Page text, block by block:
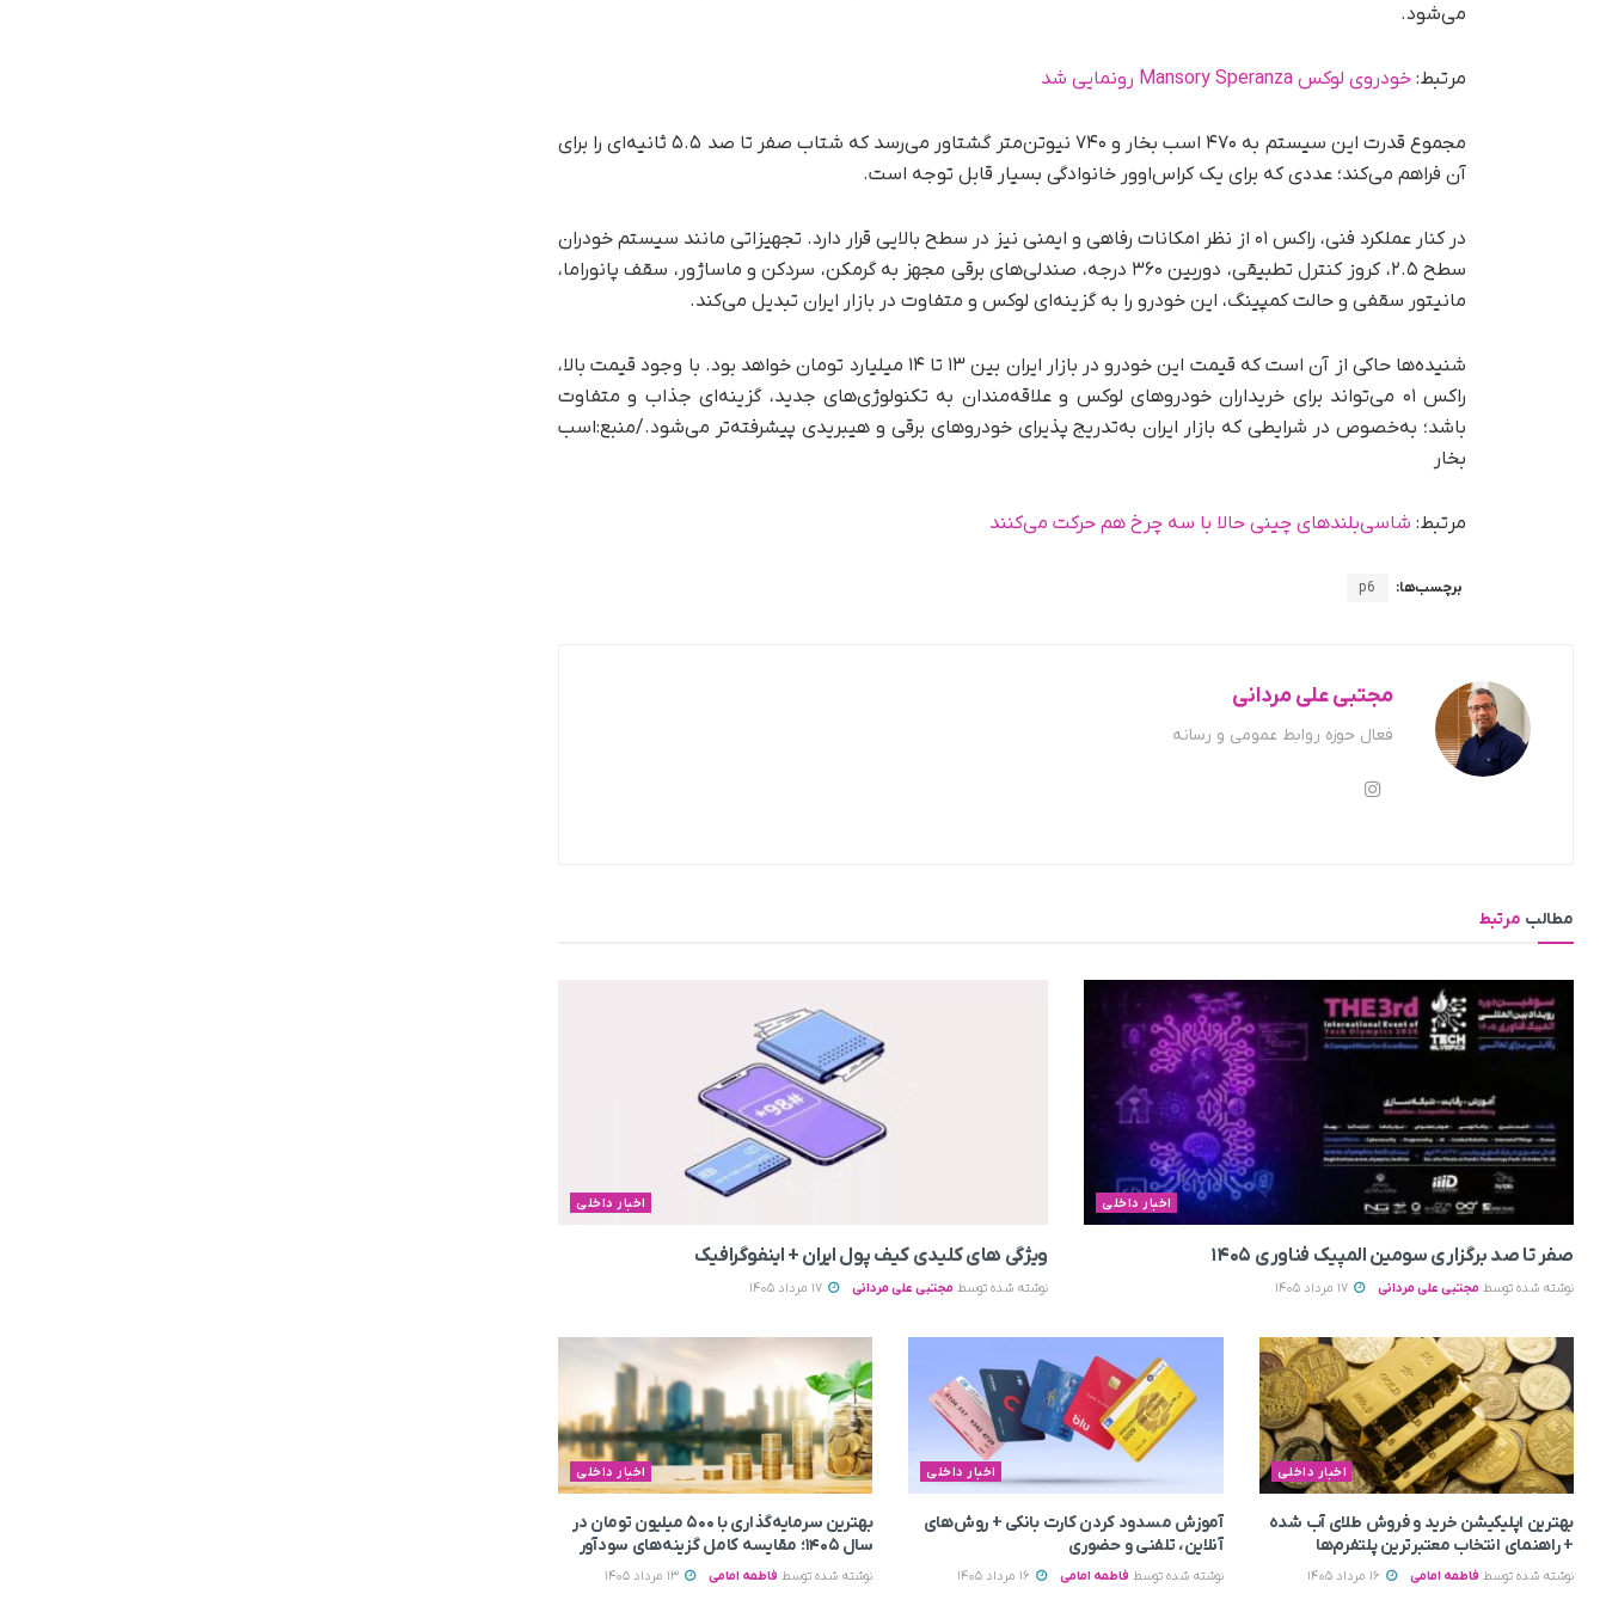
می‌شود.
مرتبط: خودروی لوکس Mansory Speranza رونمایی شد
مجموع قدرت این سیستم به ۴۷۰ اسب بخار و ۷۴۰ نیوتن‌متر گشتاور می‌رسد که شتاب صفر تا صد ۵.۵ ثانیه‌ای را برای
آن فراهم می‌کند؛ عددی که برای یک کراس‌اوور خانوادگی بسیار قابل توجه است.
در کنار عملکرد فنی، راکس ۰۱ از نظر امکانات رفاهی و ایمنی نیز در سطح بالایی قرار دارد. تجهیزاتی مانند سیستم خودران
سطح ۲.۵، کروز کنترل تطبیقی، دوربین ۳۶۰ درجه، صندلی‌های برقی مجهز به گرمکن، سردکن و ماساژور، سقف پانوراما،
مانیتور سقفی و حالت کمپینگ، این خودرو را به گزینه‌ای لوکس و متفاوت در بازار ایران تبدیل می‌کند.
شنیده‌ها حاکی از آن است که قیمت این خودرو در بازار ایران بین ۱۳ تا ۱۴ میلیارد تومان خواهد بود. با وجود قیمت بالا،
راکس ۰۱ می‌تواند برای خریداران خودروهای لوکس و علاقه‌مندان به تکنولوژی‌های جدید، گزینه‌ای جذاب و متفاوت
باشد؛ به‌خصوص در شرایطی که بازار ایران به‌تدریج پذیرای خودروهای برقی و هیبریدی پیشرفته‌تر می‌شود./منبع:اسب
بخار
مرتبط: شاسی‌بلندهای چینی حالا با سه چرخ هم حرکت می‌کنند
برچسب‌ها: p6
مجتبی علی مردانی
فعال حوزه روابط عمومی و رسانه
مطالب مرتبط
اخبار داخلی
صفر تا صد برگزاری سومین المپیک فناوری ۱۴۰۵
نوشته شده توسط مجتبی علی مردانی
اخبار داخلی
ویژگی های کلیدی کیف پول ایران + اینفوگرافیک
نوشته شده توسط مجتبی علی مردانی
اخبار داخلی
بهترین اپلیکیشن خرید و فروش طلای آب شده
+ راهنمای انتخاب معتبرترین پلتفرم‌ها
نوشته شده توسط فاطمه امامی
اخبار داخلی
آموزش مسدود کردن کارت بانکی + روش‌های
آنلاین، تلفنی و حضوری
نوشته شده توسط فاطمه امامی
اخبار داخلی
بهترین سرمایه‌گذاری با ۵۰۰ میلیون تومان در
سال ۱۴۰۵؛ مقایسه کامل گزینه‌های سودآور
نوشته شده توسط فاطمه امامی